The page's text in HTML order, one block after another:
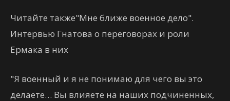
Читайте также"Мне ближе военное дело".
Интервью Гнатова о переговорах и роли
Ермака в них
"Я военный и я не понимаю для чего вы это
делаете… Вы влияете на наших подчиненных,